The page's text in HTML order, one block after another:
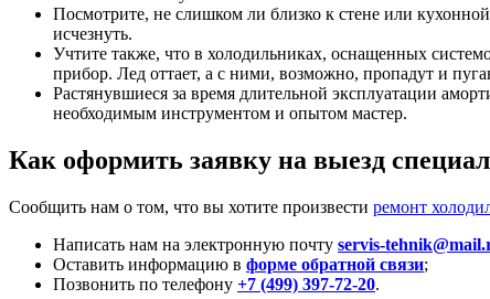
Посмотрите, не слишком ли близко к стене или
исчезнуть.
Учтите также, что в холодильниках, оснащенных
прибор. Лед оттает, а с ними, возможно, пропадут и
Растянувшиеся за время длительной эксплуатации
необходимым инструментом и опытом мастер.
Как оформить заявку на выезд
Сообщить нам о том, что вы хотите произвести ремонт
Написать нам на электронную почту servis-
Оставить информацию в форме обратной связи;
Позвонить по телефону +7 (499) 397-72-20.